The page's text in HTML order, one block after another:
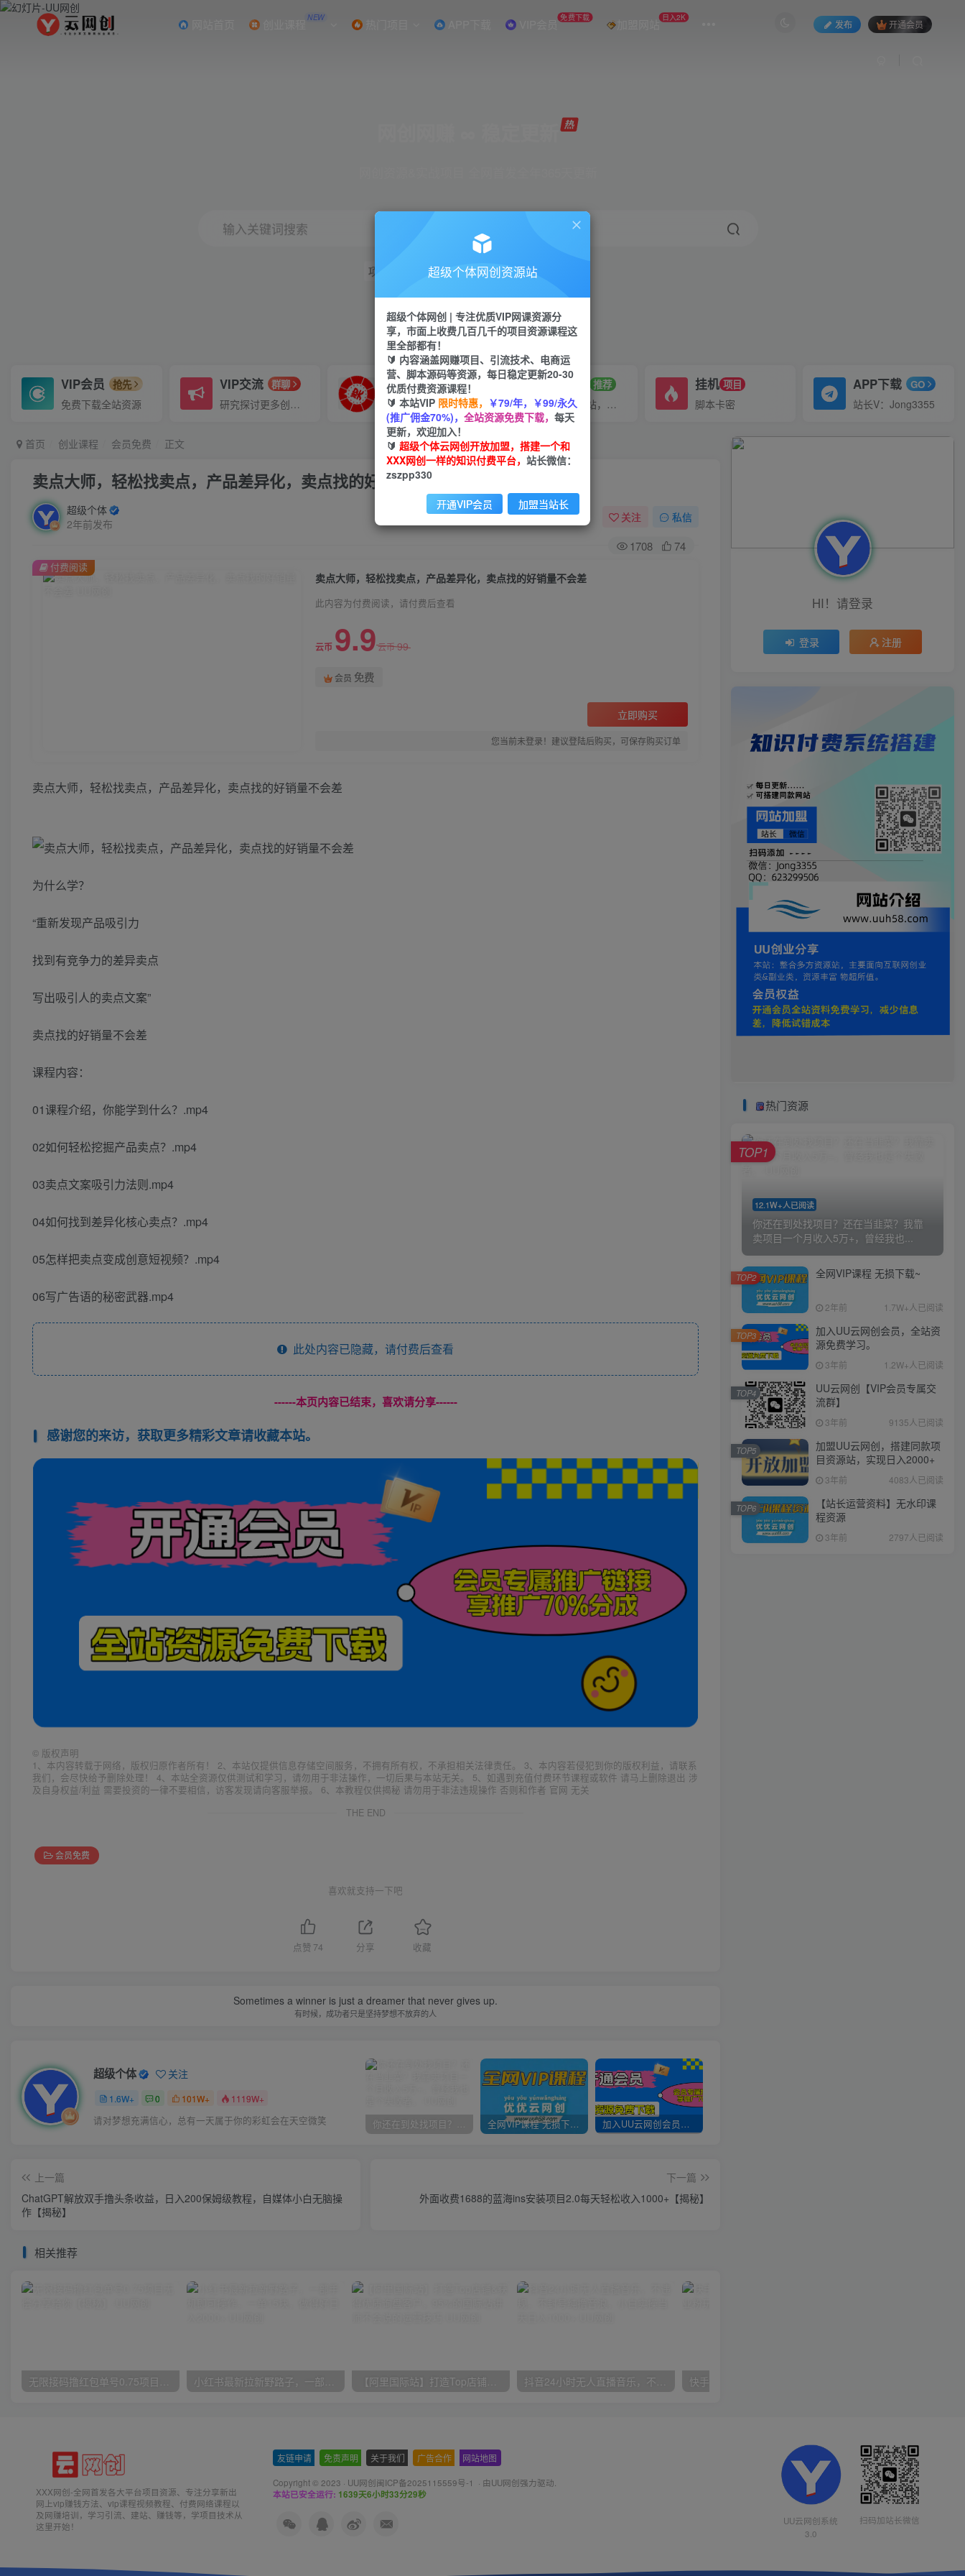
创业课程 NEW 热门项目 APP下载 VIP会员 免费下载 加盟网站 日入2K
发布 开通会员
输入关键词搜索
项目 引流 短视频 小红书
VIP会员 抢先
免费下载全站资源
VIP交流 群聊
研究探讨更多创业项目路子。
VIP推广
70%分佣
会员专属推广链接
招募站长 推荐
搭建同款网站，自己当老板
挂机 项目
脚本卡密
APP下载 GO
站长V：Jong3355
首页 创业课程 会员免费 正文
卖点大师，轻松找卖点，产品差异化，卖点找的好销量不会差
超级个体
2年前发布
关注 私信
1708 74
卖点大师，轻松找卖点，产品差异化，卖点找的好销量不会差
此内容为付费阅读，请付费后查看
云币 9.9云币99
会员 免费
立即购买
您当前未登录！建议登陆后购买，可保存购买订单
付费阅读
卖点大师，轻松找卖点，产品差异化，卖点找的好销量不会差
为什么学？
“重新发现产品吸引力
找到有竞争力的差异卖点
写出吸引人的卖点文案”
卖点找的好销量不会差
课程内容：
01课程介绍，你能学到什么？.mp4
02如何轻松挖掘产品卖点？.mp4
03卖点文案吸引力法则.mp4
04如何找到差异化核心卖点？.mp4
05怎样把卖点变成创意短视频？.mp4
06写广告语的秘密武器.mp4
此处内容已隐藏，请付费后查看
------本页内容已结束，喜欢请分享------
感谢您的来访，获取更多精彩文章请收藏本站。
© 版权声明
1、本内容转载于网络，版权归原作者所有！ 2、本站仅提供信息存储空间服务，不拥有所有权，不承担相关法律责任。 3、本内容若侵犯到你的版权利益，请联系
我们，会尽快给予删除处理！ 4、本站全资源仅供测试和学习，请勿用于非法操作，一切后果与本站无关。 5、如遇到充值付费环节课程或软件 请马上删除退出 涉
及自身权益/利益 需要投资的一律不要相信，访客发现请向客服举报。 6、本教程仅供揭秘 请勿用于非法违规操作 否则和作者 官网 无关
THE END
会员免费
喜欢就支持一下吧
点赞 74 分享 收藏
Sometimes a winner is just a dreamer that never gives up.
有时候，成功者只是坚持梦想不放弃的人
超级个体 关注
1.6W+ 0 101W+ 1119W+
请对梦想充满信心，总有一天属于你的彩虹会在天空微笑 你还在到处找项目？还在当韭菜？我靠卖项目一个月收入5万+，曾经我也是个失败者。 全网VIP课程 无损下载~ 加入UU云网创会员，全站资源免费学习。
上一篇
ChatGPT解放双手撸头条收益，日入200保姆级教程，自媒体小白无脑操
作【揭秘】
下一篇
外面收费1688的蓝海ins安装项目2.0每天轻松收入1000+【揭秘】
相关推荐
无限接码撸红包单号0.75项目无偿分享给你【揭秘】 小红书最新拉新野路子，一部手机即可操作，一单15块，做得好日入2000+ 【阿里国际站】打造Top店铺&获得优质询盘客户，​95%的国际站讲师不会说的运营技巧 抖音24小时无人直播音乐，不违规，不封号纯撸音浪，小白实操当天日入1000+
HI！请登录
登录 注册
热门资源
12.1W+人已阅读
你还在到处找项目？还在当韭菜？我靠
卖项目一个月收入5万+，曾经我也...
TOP1
全网VIP课程 无损下载~
2年前 1.7W+人已阅读
TOP2
加入UU云网创会员，全站资
源免费学习。
3年前 1.2W+人已阅读
TOP3
UU云网创【VIP会员专属交
流群】
3年前 9135人已阅读
TOP4
加盟UU云网创，搭建同款项
目资源站，实现日入2000+
3年前 4083人已阅读
TOP5
【站长运营资料】无水印课
程资源
3年前 2797人已阅读
TOP6
XXX网创-全网首发各大平台项目资源、专注分享新出
网上vip赚钱方法、vip课程视频教程、付费网络课程以
及网赚培训，学习引流、建站、赚钱等，学项目技术从
这里开始！
友链申请 免责声明 关于我们 广告合作 网站地图
Copyright © 2023 · UU网创闽ICP备2025115559号-1 · 由UU网创强力驱动.
本站已安全运行: 1639天6小时33分30秒
UU云网创系统
3.0
扫码加站长微信
超级个体网创资源站
超级个体网创 | 专注优质VIP网课资源分
享，市面上收费几百几千的项目资源课程这
里全部都有！
🔰 内容涵盖网赚项目、引流技术、电商运
营、脚本源码等资源，每日稳定更新20-30
优质付费资源课程！
🔰 本站VIP 限时特惠， ￥79/年，￥99/永久
(推广佣金70%)， 全站资源免费下载， 每天
更新，欢迎加入！
🔰 超级个体云网创开放加盟，搭建一个和
XXX网创一样的知识付费平台， 站长微信：
zszpp330
开通VIP会员 加盟当站长